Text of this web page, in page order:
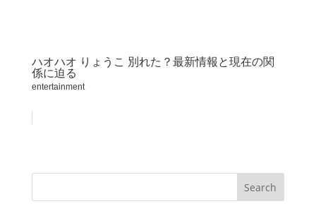
ハオハオ りょうこ 別れた？最新情報と現在の関
係に迫る
entertainment
Search